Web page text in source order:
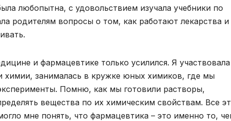
любопытна, с удовольствием изучала учебники по
родителям вопросы о том, как работают лекарства и
и фармацевтике только усилился. Я
химии, занималась в кружке юных химиков, где мы
Помню, как мы готовили растворы,
вещества по их химическим свойствам. Все
мне понять, что фармацевтика – это именно то,